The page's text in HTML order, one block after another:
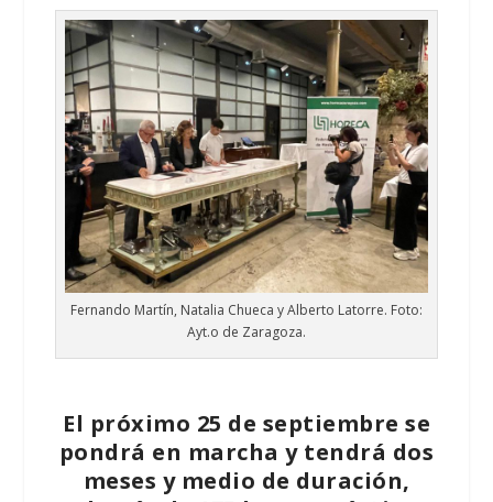
Fernando Martín, Natalia Chueca y Alberto Latorre. Foto:
Ayt.o de Zaragoza.
El próximo 25 de septiembre se
pondrá en marcha y tendrá dos
meses y medio de duración,